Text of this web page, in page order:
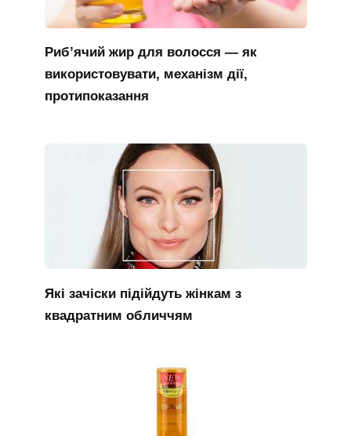
Риб’ячий жир для волосся — як
використовувати, механізм дії,
протипоказання
Які зачіски підійдуть жінкам з
квадратним обличчям